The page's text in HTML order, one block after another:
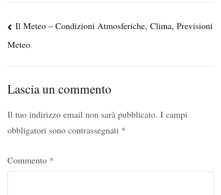
Navigazione
articoli
Il Meteo – Condizioni Atmosferiche, Clima, Previsioni
Meteo
Lascia un commento
Il tuo indirizzo email non sarà pubblicato. I campi
obbligatori sono contrassegnati *
Commento *